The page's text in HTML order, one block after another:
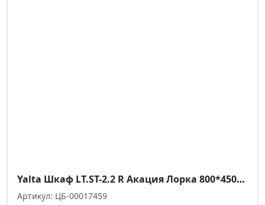
Yalta Шкаф LT.ST-2.2 R Акация Лорка 800*450*1195
Артикул: ЦБ-00017459